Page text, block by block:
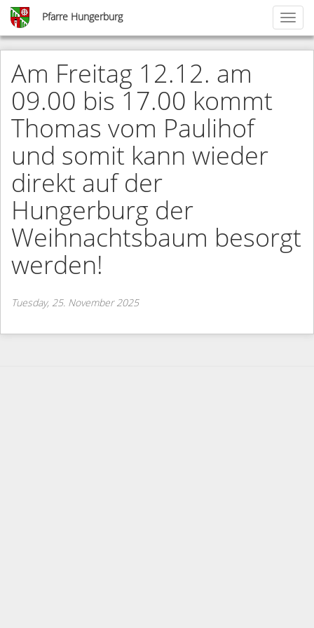
Skip
main
content
Pfarre Hungerburg
Am Freitag 12.12. am
09.00 bis 17.00 kommt
Thomas vom Paulihof
und somit kann wieder
direkt auf der
Hungerburg der
Weihnachtsbaum besorgt
werden!
Tuesday, 25. November 2025